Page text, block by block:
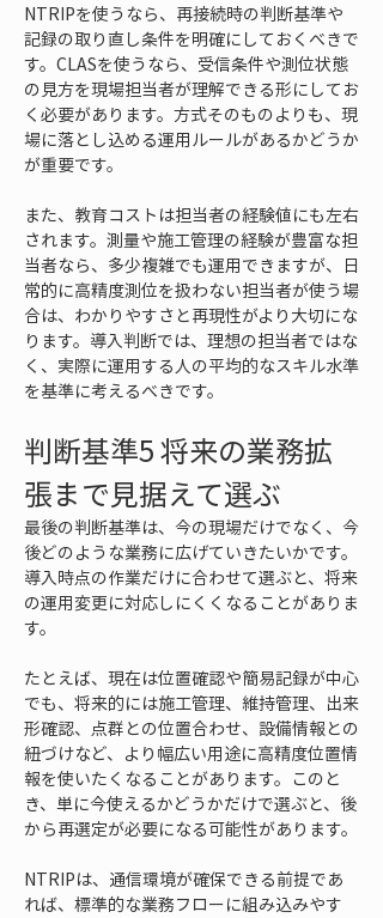
NTRIPを使うなら、再接続時の判断基準や
記録の取り直し条件を明確にしておくべきで
す。CLASを使うなら、受信条件や測位状態
の見方を現場担当者が理解できる形にしてお
く必要があります。方式そのものよりも、現
場に落とし込める運用ルールがあるかどうか
が重要です。
また、教育コストは担当者の経験値にも左右
されます。測量や施工管理の経験が豊富な担
当者なら、多少複雑でも運用できますが、日
常的に高精度測位を扱わない担当者が使う場
合は、わかりやすさと再現性がより大切にな
ります。導入判断では、理想の担当者ではな
く、実際に運用する人の平均的なスキル水準
を基準に考えるべきです。
判断基準5 将来の業務拡
張まで見据えて選ぶ
最後の判断基準は、今の現場だけでなく、今
後どのような業務に広げていきたいかです。
導入時点の作業だけに合わせて選ぶと、将来
の運用変更に対応しにくくなることがありま
す。
たとえば、現在は位置確認や簡易記録が中心
でも、将来的には施工管理、維持管理、出来
形確認、点群との位置合わせ、設備情報との
紐づけなど、より幅広い用途に高精度位置情
報を使いたくなることがあります。このと
き、単に今使えるかどうかだけで選ぶと、後
から再選定が必要になる可能性があります。
NTRIPは、通信環境が確保できる前提であ
れば、標準的な業務フローに組み込みやす